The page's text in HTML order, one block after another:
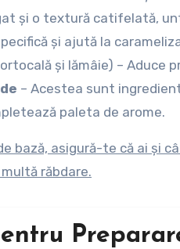
și o textură catifelată,
și ajută la
și lămâie) – Aduce
– Acestea sunt
paleta de arome.
bază, asigură-te că ai și
răbdare.